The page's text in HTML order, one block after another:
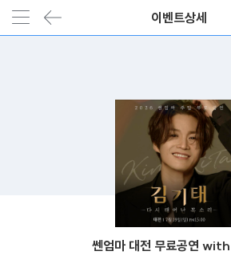
이벤트상세
쎈엄마 대전 무료공연 with